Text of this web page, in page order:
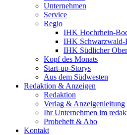
Unternehmen
Service
Regio
IHK Hochrhein-
IHK Schwarzwald-
IHK Südlicher
Kopf des Monats
Start-up-Storys
Aus dem Südwesten
Redaktion & Anzeigen
Redaktion
Verlag & Anzeigenleitung
Ihr Unternehmen im
Probeheft & Abo
Kontakt